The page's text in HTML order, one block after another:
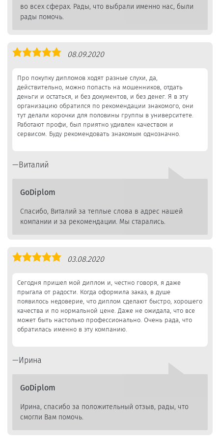
во всех сферах. Рады, что выбрали именно нас, были
рады помочь.
Оценка
08.09.2020
Про покупку дипломов ходят разные слухи, да,
действительно, можно попасть на мошенников, отдать
деньги и остаться, и без документов, и без денег. Я в эту
организацию обратился по рекомендации знакомого, они
тут делали корочки для половины группы в университете.
Работают профи, был приятно удивлен качеством и
сервисом. Буду рекомендовать знакомым однозначно.
Виталий
GoDiplom
Спасибо, Виталий за теплые слова в адрес нашей
компании и за рекомендации. Мы старались.
Оценка
03.08.2020
Сегодня пришел мой диплом и, честно говоря, я даже
прыгала от радости. Когда оформила заказ, в душе
появилось недоверие, что диплом сделают быстро, хорошего
качества и по нормальной цене. Даже не ожидала, что все
может быть настолько профессионально. Очень рада, что
обратилась именно в эту компанию.
Ирина
GoDiplom
Ирина, спасибо за положительный отзыв, рады, что
смогли Вам помочь.